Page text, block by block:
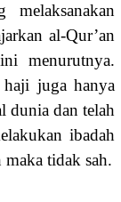
melaksanakan
al-Qur’an
menurutnya.
haji juga hanya
dunia dan telah
ibadah
tidak sah.